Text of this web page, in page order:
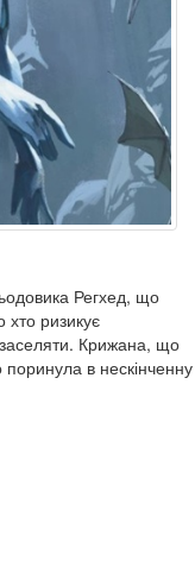
Регхед, що
хто ризикує
Крижана, що
в нескінченну